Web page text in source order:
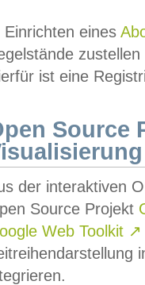
Einrichten eines
ist eine
Source
der interaktiven
Source Projekt
Web Toolkit ↗